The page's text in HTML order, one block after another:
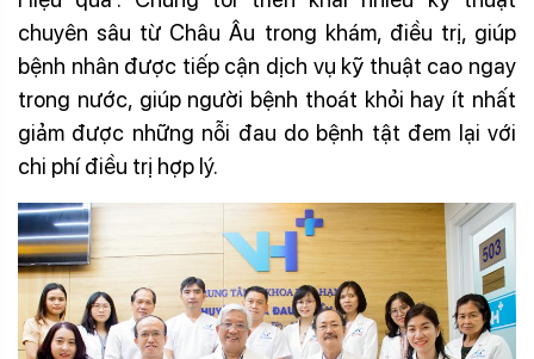
chuyên sâu từ Châu Âu trong khám, điều trị, giúp
bệnh nhân được tiếp cận dịch vụ kỹ thuật cao ngay
trong nước, giúp người bệnh thoát khỏi hay ít nhất
giảm được những nỗi đau do bệnh tật đem lại với
chi phí điều trị hợp lý.